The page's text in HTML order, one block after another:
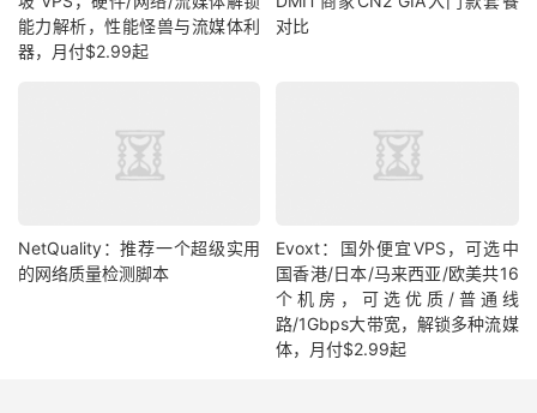
能力解析，性能怪兽与流媒体利
器，月付$2.99起
对比
NetQuality：推荐一个超级实用
的网络质量检测脚本
Evoxt：国外便宜VPS，可选中
国香港/日本/马来西亚/欧美共16
个机房，可选优质/普通线
路/1Gbps大带宽，解锁多种流媒
体，月付$2.99起